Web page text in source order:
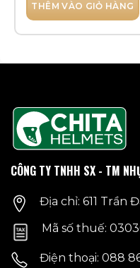
THÊM VÀO GIỎ HÀNG
CÔNG TY TNHH SX - TM
Địa chỉ: 611 Trần
Mã số thuế:
Điện thoại: 088